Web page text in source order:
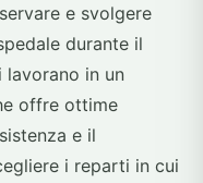
e svolgere
durante il
in un
offre ottime
e il
i reparti in cui